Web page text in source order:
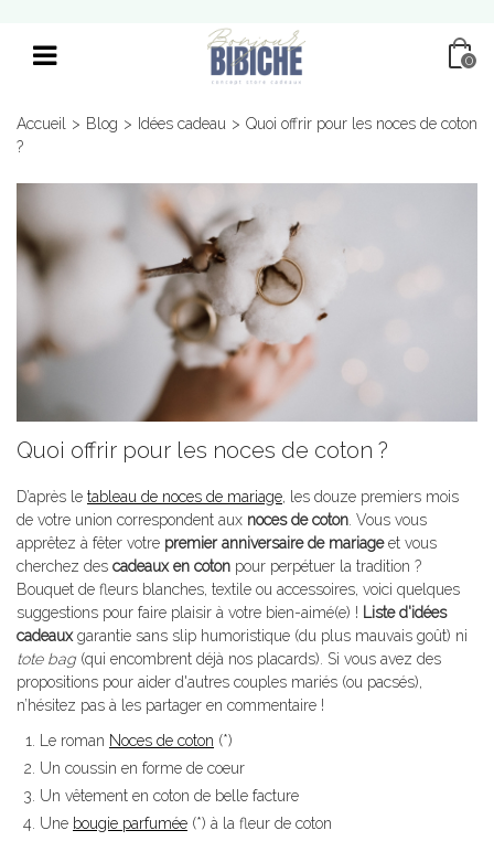
0
Accueil > Blog > Idées cadeau > Quoi offrir pour les noces de coton
?
Quoi offrir pour les noces de coton ?
D’après le tableau de noces de mariage, les douze premiers mois
de votre union correspondent aux noces de coton. Vous vous
apprêtez à fêter votre premier anniversaire de mariageet vous
cherchez des cadeaux en coton pour perpétuer la tradition ?
Bouquet de fleurs blanches, textile ou accessoires, voici quelques
suggestions pour faire plaisir à votre bien-aimé(e) ! Liste d'idées
cadeauxgarantie sans slip humoristique (du plus mauvais goût) ni
tote bag (qui encombrent déjà nos placards). Si vous avez des
propositions pour aider d'autres couples mariés (ou pacsés),
n’hésitez pas à les partager en commentaire !
Le roman Noces de coton (*)
Un coussin en forme de coeur
Un vêtement en coton de belle facture
Une bougie parfumée (*) à la fleur de coton